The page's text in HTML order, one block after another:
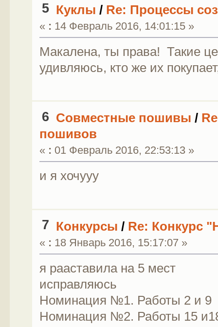
5 Куклы / Re: Процессы
« : 14 Февраль 2016, 14:01:15 »
Макалена, ты права! Такие
удивляюсь, кто же их
6 Совместные пошивы /
пошивов
« : 01 Февраль 2016, 22:53:13 »
и я хочууу
7 Конкурсы / Re: Конкурс
« : 18 Январь 2016, 15:17:07 »
я рааставила на 5 мест
исправляюсь
Номинация №1. Работы 2 и 9
Номинация №2. Работы 15